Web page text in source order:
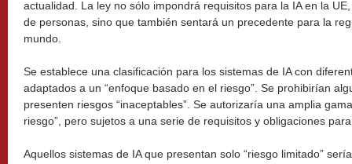
actualidad. La ley no sólo impondrá requisitos para la IA en la
de personas, sino que también sentará un precedente para la
mundo.
Se establece una clasificación para los sistemas de IA con
adaptados a un “enfoque basado en el riesgo”. Se prohibirían
presenten riesgos “inaceptables”. Se autorizaría una amplia
riesgo”, pero sujetos a una serie de requisitos y obligaciones
Aquellos sistemas de IA que presentan solo “riesgo limitado”